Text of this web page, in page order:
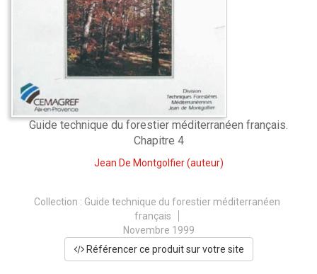
Guide technique du forestier méditerranéen français.
Chapitre 4
Jean De Montgolfier(auteur)
Collection : Guide technique du forestier méditerranéen
français
Novembre 1999
Référencer ce produit sur votre site